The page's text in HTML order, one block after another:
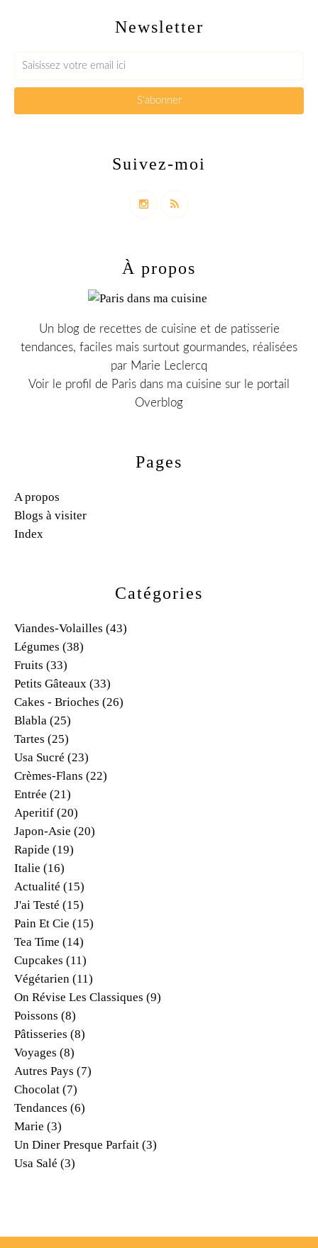
Newsletter
Catégories
Viandes-Volailles (43)
Légumes (38)
Fruits (33)
Petits Gâteaux (33)
Cakes - Brioches (26)
Blabla (25)
Tartes (25)
Usa Sucré (23)
Crèmes-Flans (22)
Entrée (21)
Aperitif (20)
Japon-Asie (20)
Rapide (19)
Italie (16)
Actualité (15)
J'ai Testé (15)
Pain Et Cie (15)
Tea Time (14)
Cupcakes (11)
Végétarien (11)
On Révise Les Classiques (9)
Poissons (8)
Pâtisseries (8)
Voyages (8)
Autres Pays (7)
Chocolat (7)
Tendances (6)
Marie (3)
Un Diner Presque Parfait (3)
Usa Salé (3)
Pages
A propos
Blogs à visiter
Index
Suivez-moi
À propos
Un blog de recettes de cuisine et de patisserie
tendances, faciles mais surtout gourmandes, réalisées
par Marie Leclercq
Voir le profil de Paris dans ma cuisine sur le portail
Overblog